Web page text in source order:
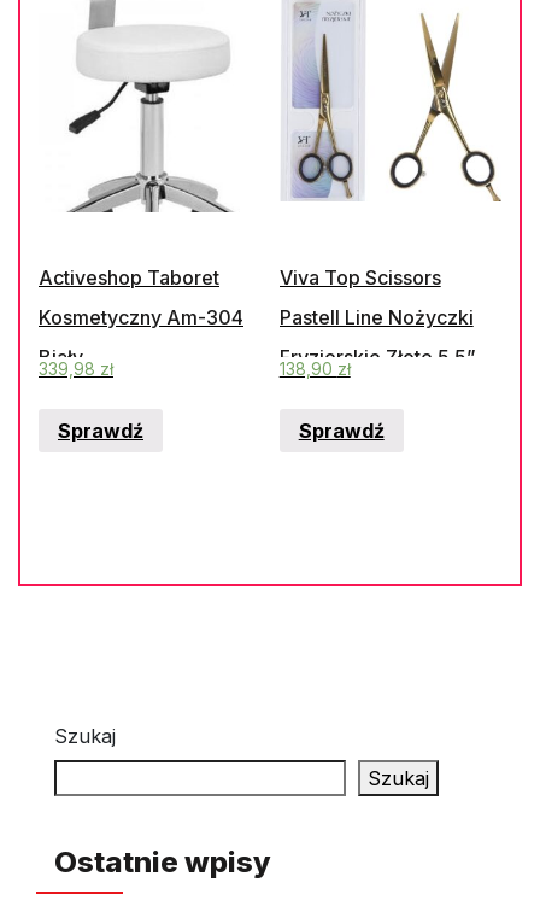
Activeshop Taboret
Kosmetyczny Am-304
Biały
339,98 zł
Sprawdź
Viva Top Scissors
Pastell Line Nożyczki
Fryzjerskie Złote 5 5”
138,90 zł
Sprawdź
Szukaj
Szukaj
Ostatnie wpisy